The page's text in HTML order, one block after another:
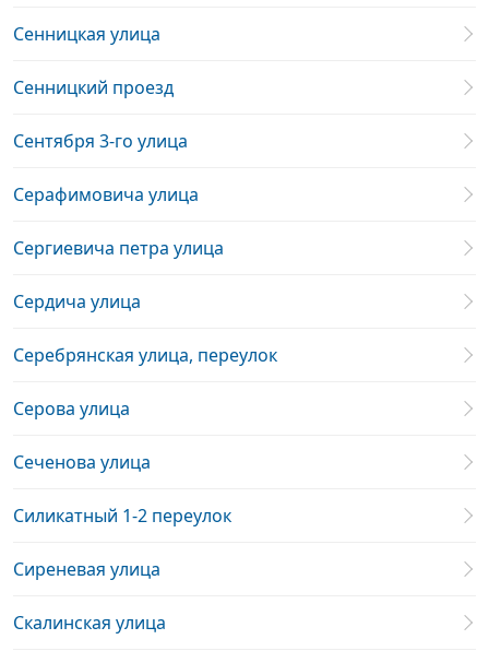
Сенницкая улица
Сенницкий проезд
Сентября 3-го улица
Серафимовича улица
Сергиевича петра улица
Сердича улица
Серебрянская улица, переулок
Серова улица
Сеченова улица
Силикатный 1-2 переулок
Сиреневая улица
Скалинская улица